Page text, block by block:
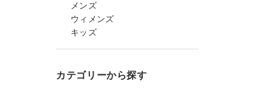
メンズ
ウィメンズ
キッズ
カテゴリーから探す